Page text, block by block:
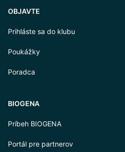
OBJAVTE
Prihláste sa do klubu
Poukážky
Poradca
BIOGENA
Príbeh BIOGENA
Portál pre partnerov